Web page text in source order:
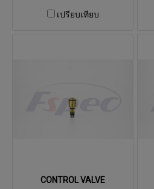
เปรียบเทียบ
CONTROL VALVE